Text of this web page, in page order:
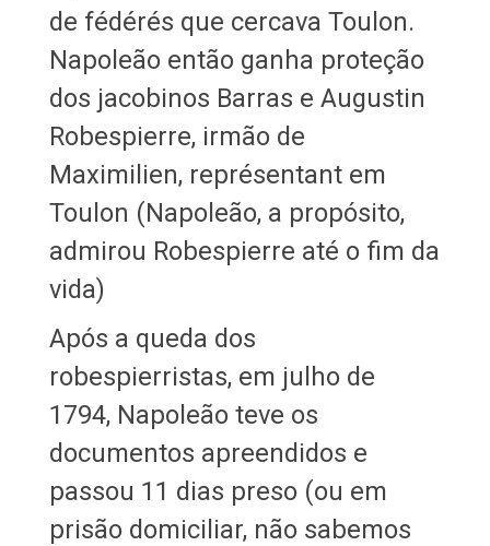
de fédérés que cercava Toulon.
Napoleão então ganha proteção
dos jacobinos Barras e Augustin
Robespierre, irmão de
Maximilien, représentant em
Toulon (Napoleão, a propósito,
admirou Robespierre até o fim da
vida)
Após a queda dos
robespierristas, em julho de
1794, Napoleão teve os
documentos apreendidos e
passou 11 dias preso (ou em
prisão domiciliar, não sabemos